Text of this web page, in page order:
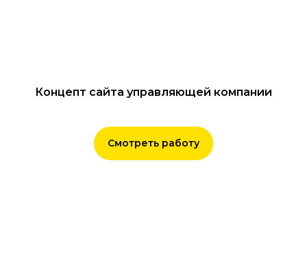
Концепт сайта управляющей компании
Смотреть работу